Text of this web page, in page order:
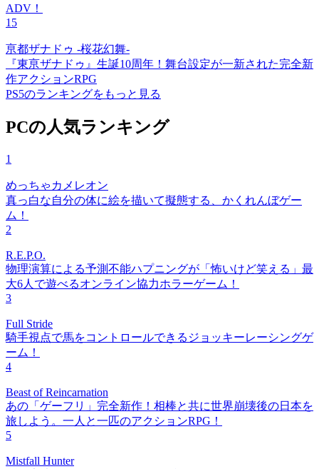
ADV！
15
亰都ザナドゥ -桜花幻舞-
『東亰ザナドゥ』生誕10周年！舞台設定が一新された完全新
作アクションRPG
PS5のランキングをもっと見る
PCの人気ランキング
1
めっちゃカメレオン
真っ白な自分の体に絵を描いて擬態する、かくれんぼゲー
ム！
2
R.E.P.O.
物理演算による予測不能ハプニングが「怖いけど笑える」最
大6人で遊べるオンライン協力ホラーゲーム！
3
Full Stride
騎手視点で馬をコントロールできるジョッキーレーシングゲ
ーム！
4
Beast of Reincarnation
あの「ゲーフリ」完全新作！相棒と共に世界崩壊後の日本を
旅しよう。一人と一匹のアクションRPG！
5
Mistfall Hunter